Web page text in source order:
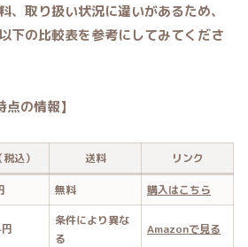
、取り扱い状況に違いがあるため、
下の比較表を参考にしてみてくださ
の情報】
込） 送料 リンク
無料 購入はこちら
条件により異な
る
Amazonで見る